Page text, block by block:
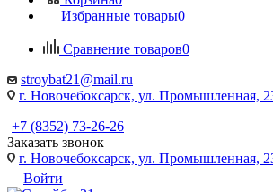
Избранные товары0
Сравнение товаров0
stroybat21@mail.ru
г. Новочебоксарск, ул. Промышленная,
+7 (8352) 73-26-26
Заказать звонок
г. Новочебоксарск, ул. Промышленная,
Войти